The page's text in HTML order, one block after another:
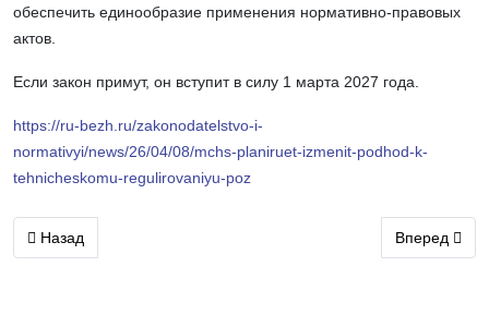
обеспечить единообразие применения нормативно-правовых
актов.
Если закон примут, он вступит в силу 1 марта 2027 года.
https://ru-bezh.ru/zakonodatelstvo-i-
normativyi/news/26/04/08/mchs-planiruet-izmenit-podhod-k-
tehnicheskomu-regulirovaniyu-poz
Предыдущий: В Ростове-на-Дону состоялась конференция по
Назад Следующий:
Вперед